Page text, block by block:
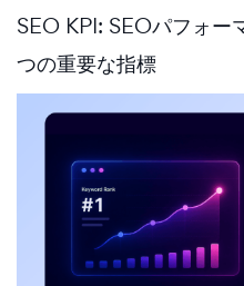
SEO KPI: SEOパフォー
つの重要な指標